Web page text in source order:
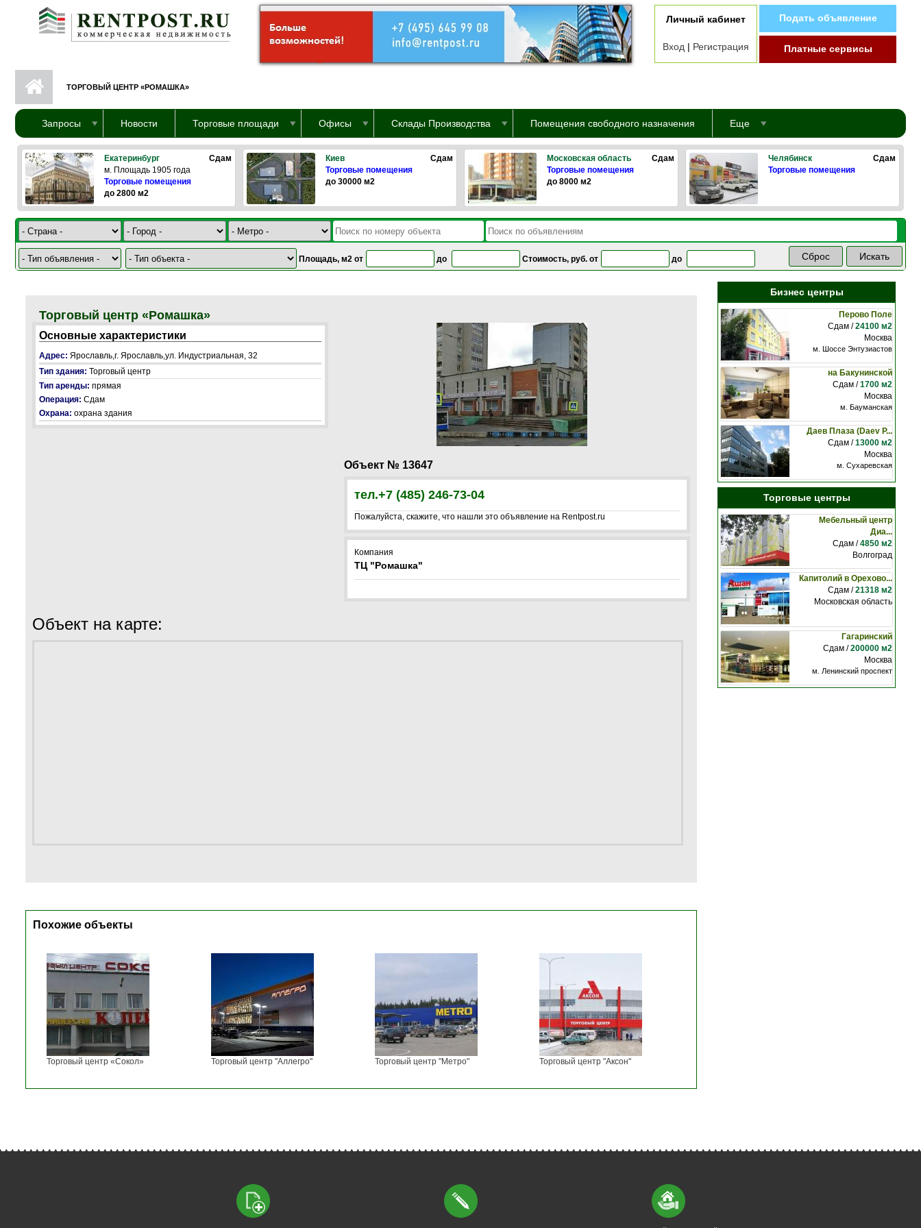
Перейти к основному содержанию
Личный кабинет
Вход | Регистрация
Подать объявление
Платные сервисы
ТОРГОВЫЙ ЦЕНТР «РОМАШКА»
Запросы Новости Торговые площади Офисы Склады Производства Помещения свободного назначения Еще
Екатеринбург
Сдам
м. Площадь 1905 года
Торговые помещения
до 2800 м2
Киев
Сдам
Торговые помещения
до 30000 м2
Московская область
Сдам
Торговые помещения
до 8000 м2
Челябинск
Сдам
Торговые помещения
Площадь, м2 от до Стоимость, руб. от до
Объект № 13647
тел.+7 (485) 246-73-04
Пожалуйста, скажите, что нашли это объявление на Rentpost.ru
Компания
ТЦ "Ромашка"
Торговый центр «Ромашка»
Основные характеристики
Адрес: Ярославль,г. Ярославль,ул. Индустриальная, 32
Тип здания: Торговый центр
Тип аренды: прямая
Операция: Сдам
Охрана: охрана здания
Объект на карте:
Похожие объекты
Торговый центр «Сокол» Торговый центр "Аллегро" Торговый центр "Метро" Торговый центр "Аксон"
Бизнес центры
Перово Поле
Сдам /24100 м2
Москва
м. Шоссе Энтузиастов
на Бакунинской
Сдам /1700 м2
Москва
м. Бауманская
Даев Плаза (Daev P...
Сдам /13000 м2
Москва
м. Сухаревская
Торговые центры
Мебельный центр
Диа...
Сдам /4850 м2
Волгоград
Капитолий в Орехово...
Сдам /21318 м2
Московская область
Гагаринский
Сдам /200000 м2
Москва
м. Ленинский проспект